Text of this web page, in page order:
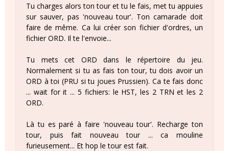
Tu charges alors ton tour et tu le fais, met tu appuies
sur sauver, pas 'nouveau tour'. Ton camarade doit
faire de même. Ca lui créer son fichier d'ordres, un
fichier ORD. Il te l'envoie...
Tu mets cet ORD dans le répertoire du jeu.
Normalement si tu as fais ton tour, tu dois avoir un
ORD à toi (PRU si tu joues Prussien). Ca te fais donc
... wait for it ... 5 fichiers: le HST, les 2 TRN et les 2
ORD.
Là tu es paré à faire 'nouveau tour'. Recharge ton
tour, puis fait nouveau tour ... ca mouline
furieusement... Et hop le tour est fait.